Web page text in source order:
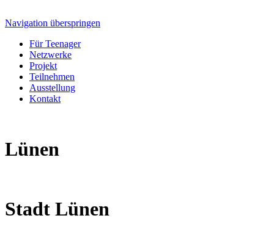
Navigation überspringen
Für Teenager
Netzwerke
Projekt
Teilnehmen
Ausstellung
Kontakt
Lünen
Stadt Lünen